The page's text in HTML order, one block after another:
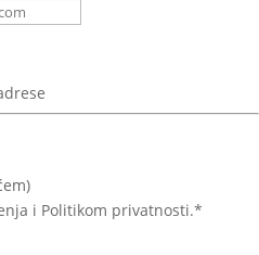
i Politikom privatnosti.*